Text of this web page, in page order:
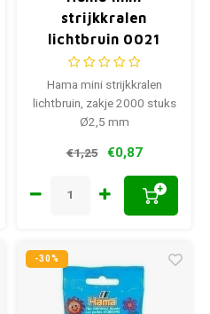
strijkkralen
lichtbruin 0021
Hama mini strijkkralen
lichtbruin, zakje 2000 stuks
Ø2,5 mm
€1,25 €0,87
+
-30%